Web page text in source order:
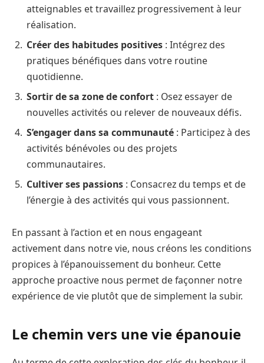
atteignables et travaillez progressivement à leur
réalisation.
Créer des habitudes positives : Intégrez des
pratiques bénéfiques dans votre routine
quotidienne.
Sortir de sa zone de confort : Osez essayer de
nouvelles activités ou relever de nouveaux défis.
S’engager dans sa communauté : Participez à des
activités bénévoles ou des projets
communautaires.
Cultiver ses passions : Consacrez du temps et de
l’énergie à des activités qui vous passionnent.
En passant à l’action et en nous engageant
activement dans notre vie, nous créons les conditions
propices à l’épanouissement du bonheur. Cette
approche proactive nous permet de façonner notre
expérience de vie plutôt que de simplement la subir.
Le chemin vers une vie épanouie